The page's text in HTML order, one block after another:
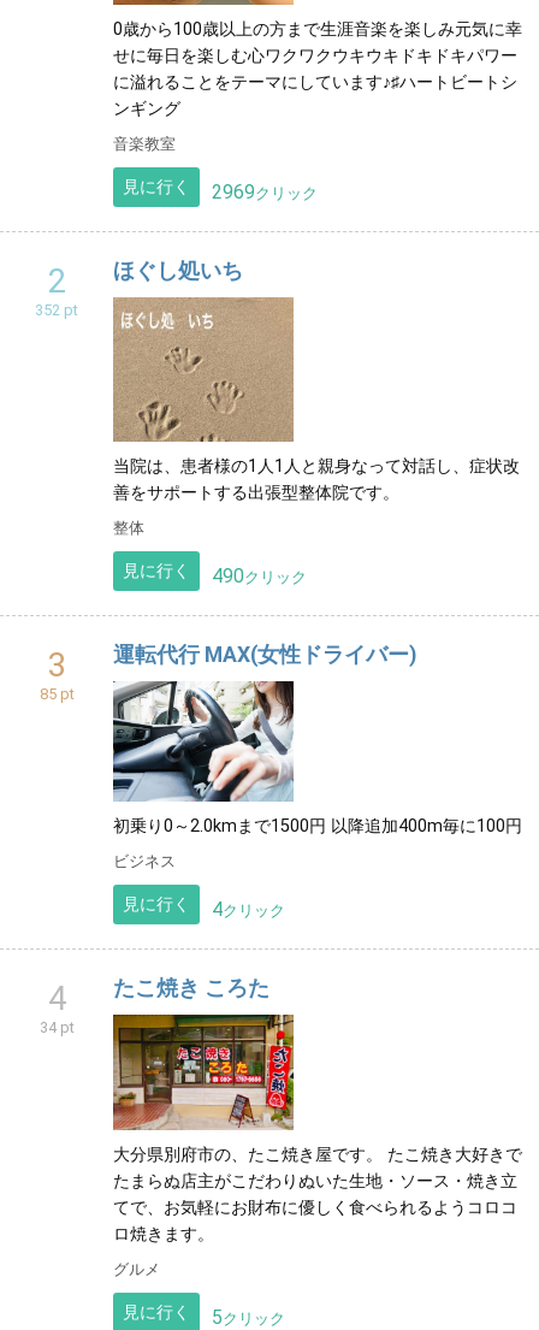
0歳から100歳以上の方まで生涯音楽を楽しみ元気に幸
せに毎日を楽しむ心ワクワクウキウキドキドキパワー
に溢れることをテーマにしています♪♯ハートビートシ
ンギング
音楽教室
見に行く 2969クリック
2
352 pt
ほぐし処いち
当院は、患者様の1人1人と親身なって対話し、症状改
善をサポートする出張型整体院です。
整体
見に行く 490クリック
3
85 pt
運転代行 MAX(女性ドライバー)
初乗り0～2.0kmまで1500円 以降追加400m毎に100円
ビジネス
見に行く 4クリック
4
34 pt
たこ焼き ころた
大分県別府市の、たこ焼き屋です。 たこ焼き大好きで
たまらぬ店主がこだわりぬいた生地・ソース・焼き立
てで、お気軽にお財布に優しく食べられるようコロコ
ロ焼きます。
グルメ
見に行く 5クリック